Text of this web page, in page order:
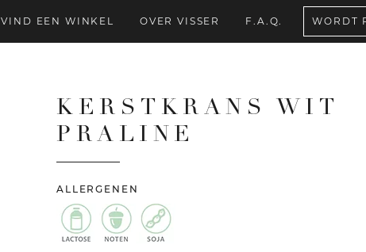
VIND EEN WINKEL OVER VISSER F.A.Q. WORDT
KERSTKRANS WIT
PRALINE
ALLERGENEN